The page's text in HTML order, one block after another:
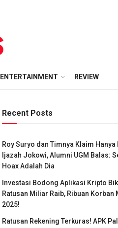
ENTERTAINMENT REVIEW
Recent Posts
Roy Suryo dan Timnya Klaim Hanya
Ijazah Jokowi, Alumni UGM Balas:
Hoax Adalah Dia
Investasi Bodong Aplikasi Kripto
Ratusan Miliar Raib, Ribuan Korban
2025!
Ratusan Rekening Terkuras! APK